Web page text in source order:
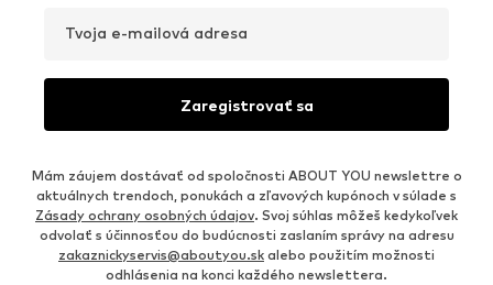
Tvoja e-mailová adresa
Zaregistrovať sa
Mám záujem dostávať od spoločnosti ABOUT YOU newslettre o
aktuálnych trendoch, ponukách a zľavových kupónoch v súlade s
Zásady ochrany osobných údajov. Svoj súhlas môžeš kedykoľvek
odvolať s účinnosťou do budúcnosti zaslaním správy na adresu
zakaznickyservis@aboutyou.sk alebo použitím možnosti
odhlásenia na konci každého newslettera.